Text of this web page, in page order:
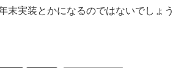
末実装とかになるのではないでしょう